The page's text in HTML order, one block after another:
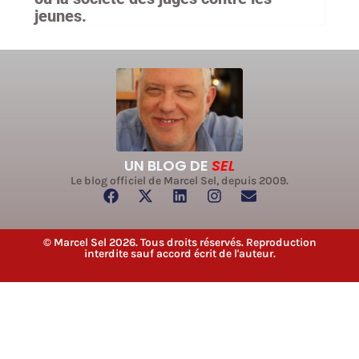
jeunes.
UN BLOG DE SEL
Le blog officiel de Marcel Sel, depuis 2009.
© Marcel Sel 2026. Tous droits réservés. Reproduction
interdite sauf accord écrit de l'auteur.